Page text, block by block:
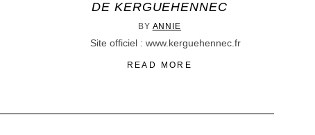
DE KERGUEHENNEC
BY ANNIE
Site officiel : www.kerguehennec.fr
READ MORE